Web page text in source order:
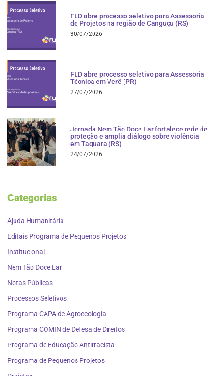
FLD abre processo seletivo para Assessoria
de Projetos na região de Canguçu (RS)
30/07/2026
FLD abre processo seletivo para Assessoria
Técnica em Verê (PR)
27/07/2026
Jornada Nem Tão Doce Lar fortalece rede de
proteção e amplia diálogo sobre violência
em Taquara (RS)
24/07/2026
Categorias
Ajuda Humanitária
Editais Programa de Pequenos Projetos
Institucional
Nem Tão Doce Lar
Notas Públicas
Processos Seletivos
Programa CAPA de Agroecologia
Programa COMIN de Defesa de Direitos
Programa de Educação Antirracista
Programa de Pequenos Projetos